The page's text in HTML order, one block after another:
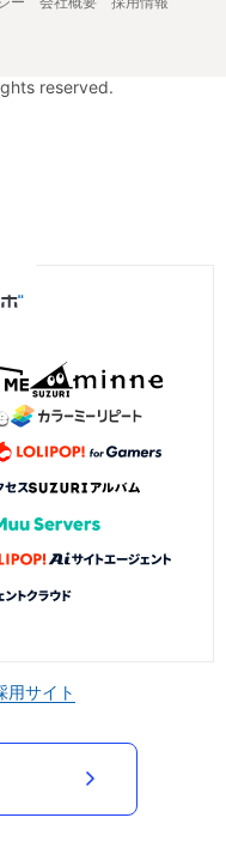
reserved.
用サイト